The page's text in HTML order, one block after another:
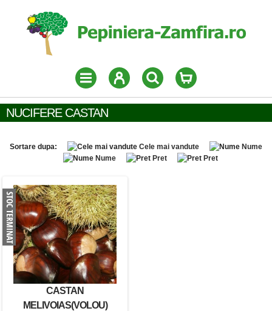
NUCIFERE CASTAN
Sortare dupa: Cele mai vandute
Nume
Nume
Pret Pret
CASTAN
MELIVOIAS(VOLOU)